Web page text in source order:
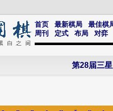
首页 最新棋局
最佳棋
周刊
定式 布局 对弈
第28届三